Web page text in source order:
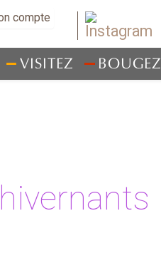
compte
VISITEZ BOUGEZ